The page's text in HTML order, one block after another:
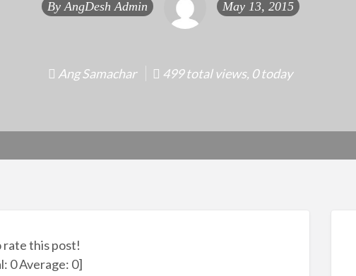
By AngDesh Admin May 13, 2015
Ang Samachar 499 total views, 0 today
rate this post!
0Average: 0]